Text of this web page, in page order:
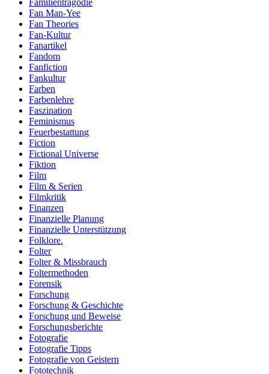
Familientragödie
Fan Man-Yee
Fan Theories
Fan-Kultur
Fanartikel
Fandom
Fanfiction
Fankultur
Farben
Farbenlehre
Faszination
Feminismus
Feuerbestattung
Fiction
Fictional Universe
Fiktion
Film
Film & Serien
Filmkritik
Finanzen
Finanzielle Planung
Finanzielle Unterstützung
Folklore.
Folter
Folter & Missbrauch
Foltermethoden
Forensik
Forschung
Forschung & Geschichte
Forschung und Beweise
Forschungsberichte
Fotografie
Fotografie Tipps
Fotografie von Geistern
Fototechnik